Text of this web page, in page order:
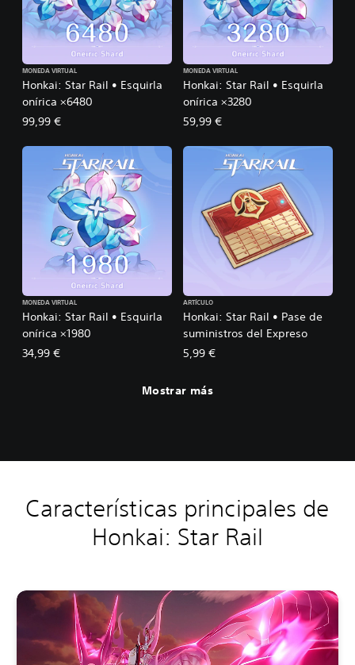
Honkai: Star Rail • Esquirla
onírica ×6480
MONEDA VIRTUAL
99,99 €
Honkai: Star Rail • Esquirla
onírica ×3280
MONEDA VIRTUAL
59,99 €
Honkai: Star Rail • Esquirla
onírica ×1980
MONEDA VIRTUAL
34,99 €
Honkai: Star Rail • Pase de
suministros del Expreso
ARTÍCULO
5,99 €
Mostrar más
Características principales de
Honkai: Star Rail